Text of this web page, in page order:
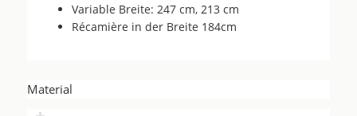
Variable Breite: 247 cm, 213 cm
Récamière in der Breite 184cm
Material